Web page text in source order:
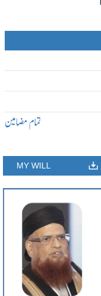
تمام مضامین
MY WILL